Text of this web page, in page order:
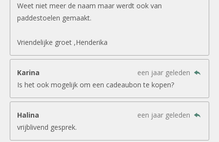
Weet niet meer de naam maar werdt ook van
paddestoelen gemaakt.
Vriendelijke groet ,Henderika
Karina
een jaar geleden
Is het ook mogelijk om een cadeaubon te kopen?
Halina
een jaar geleden
vrijblivend gesprek.